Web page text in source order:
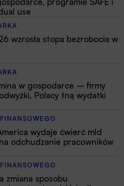
use
wzrosła stopa bezrobocia w
w gospodarce – firmy
Polacy tną wydatki
wydaje ćwierć mld
odchudzanie pracowników
zmiana sposobu